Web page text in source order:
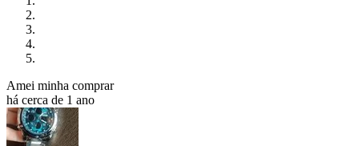
Amei minha comprar
há cerca de 1 ano